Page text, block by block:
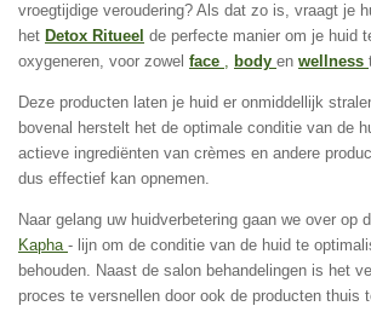
vroegtijdige veroudering? Als dat zo is, vraagt je
het Detox Ritueel de perfecte manier om je huid
oxygeneren, voor zowel face , body en wellness
Deze producten laten je huid er onmiddellijk
bovenal herstelt het de optimale conditie van de
actieve ingrediënten van crèmes en andere
dus effectief kan opnemen.
Naar gelang uw huidverbetering gaan we over op
Kapha - lijn om de conditie van de huid te
behouden. Naast de salon behandelingen is het
proces te versnellen door ook de producten thuis